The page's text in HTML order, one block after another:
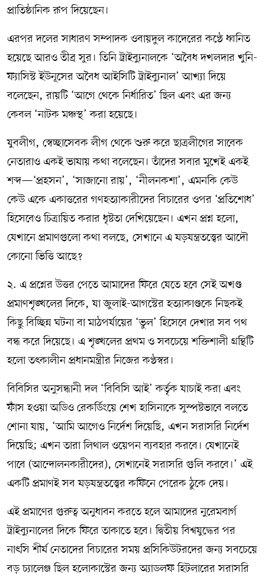
প্রাতিষ্ঠানিক রূপ দিয়েছেন।
এরপর দলের সাধারণ সম্পাদক ওবায়দুল কাদেরের কণ্ঠে ধ্বনিত
হয়েছে আরও তীব্র সুর। তিনি ট্রাইব্যুনালকে ‘অবৈধ দখলদার খুনি-
ফ্যাসিস্ট ইউনূসের অবৈধ আইসিটি ট্রাইব্যুনাল’ আখ্যা দিয়ে
বলেছেন, রায়টি ‘আগে থেকে নির্ধারিত’ ছিল এবং এর জন্য
কেবল ‘নাটক মঞ্চস্থ’ করা হয়েছে।
যুবলীগ, স্বেচ্ছাসেবক লীগ থেকে শুরু করে ছাত্রলীগের সাবেক
নেতারাও একই ভাষায় কথা বলেছেন। তাঁদের সবার মুখেই একই
শব্দ—‘প্রহসন’, ‘সাজানো রায়’, ‘নীলনকশা’, এমনকি কেউ
কেউ একে একাত্তরের গণহত্যাকারীদের বিচারের ওপর ‘প্রতিশোধ’
হিসেবেও চিত্রায়িত করার ধৃষ্টতা দেখিয়েছেন। এখন প্রশ্ন হলো,
যেখানে প্রমাণগুলো কথা বলছে, সেখানে এ ষড়যন্ত্রতত্ত্বের আদৌ
কোনো ভিত্তি আছে?
২. এ প্রশ্নের উত্তর পেতে আমাদের ফিরে যেতে হবে সেই অখণ্ড
প্রমাণশৃঙ্খলের দিকে, যা জুলাই-আগস্টের হত্যাকাণ্ডকে নিছকই
কিছু বিচ্ছিন্ন ঘটনা বা মাঠপর্যায়ের ‘ভুল’ হিসেবে দেখার সব পথ
বন্ধ করে দিয়েছে। এ শৃঙ্খলের প্রথম ও সবচেয়ে শক্তিশালী গ্রন্থিটি
হলো তৎকালীন প্রধানমন্ত্রীর নিজের কণ্ঠস্বর।
বিবিসির অনুসন্ধানী দল ‘বিবিসি আই’ কর্তৃক যাচাই করা এবং
ফাঁস হওয়া অডিও রেকর্ডিংয়ে শেখ হাসিনাকে সুস্পষ্টভাবে বলতে
শোনা যায়, ‘আমি আগেও নির্দেশ দিয়েছি, এখন সরাসরি নির্দেশ
দিয়েছি; এখন তারা লিথাল ওয়েপন ব্যবহার করবে। যেখানেই
পাবে (আন্দোলনকারীদের), সেখানেই সরাসরি গুলি করবে।’ এই
একটি প্রমাণই সব ষড়যন্ত্রতত্ত্বের কফিনে পেরেক ঠুকে দেয়।
এই প্রমাণের গুরুত্ব অনুধাবন করতে হলে আমাদের নুরেমবার্গ
ট্রাইব্যুনালের দিকে ফিরে তাকাতে হবে। দ্বিতীয় বিশ্বযুদ্ধের পর
নাৎসি শীর্ষ নেতাদের বিচারের সময় প্রসিকিউটরদের জন্য সবচেয়ে
বড় চ্যালেঞ্জ ছিল হলোকাস্টের জন্য অ্যাডলফ হিটলারের সরাসরি